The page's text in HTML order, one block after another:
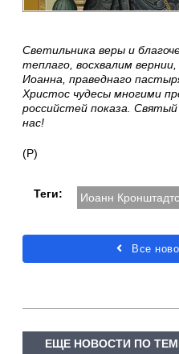
Светильника веры и
теплаго, восхвалим вернии,
Иоанна, праведнаго
Христос чудесы многими
российстей показа.
нас!
(Р)
Теги: Иоанн
Все
ЕЩЕ НОВОСТИ ПО